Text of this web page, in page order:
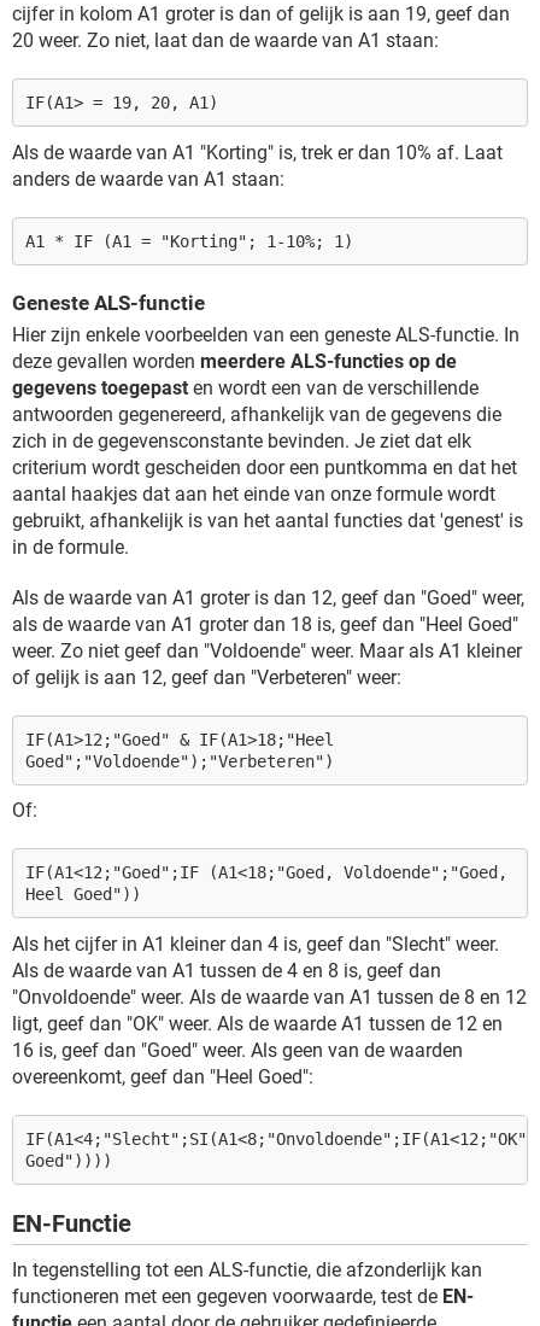
cijfer in kolom A1 groter is dan of gelijk is aan 19, geef dan
20 weer. Zo niet, laat dan de waarde van A1 staan:
IF(A1> = 19, 20, A1)
Als de waarde van A1 "Korting" is, trek er dan 10% af. Laat
anders de waarde van A1 staan:
A1 * IF (A1 = "Korting"; 1-10%; 1)
Geneste ALS-functie
Hier zijn enkele voorbeelden van een geneste ALS-functie. In
deze gevallen worden meerdere ALS-functies op de
gegevens toegepast en wordt een van de verschillende
antwoorden gegenereerd, afhankelijk van de gegevens die
zich in de gegevensconstante bevinden. Je ziet dat elk
criterium wordt gescheiden door een puntkomma en dat het
aantal haakjes dat aan het einde van onze formule wordt
gebruikt, afhankelijk is van het aantal functies dat 'genest' is
in de formule.
Als de waarde van A1 groter is dan 12, geef dan "Goed" weer,
als de waarde van A1 groter dan 18 is, geef dan "Heel Goed"
weer. Zo niet geef dan "Voldoende" weer. Maar als A1 kleiner
of gelijk is aan 12, geef dan "Verbeteren" weer:
IF(A1>12;"Goed" & IF(A1>18;"Heel
Goed";"Voldoende");"Verbeteren")
Of:
IF(A1<12;"Goed";IF (A1<18;"Goed, Voldoende";"Goed,
Heel Goed"))
Als het cijfer in A1 kleiner dan 4 is, geef dan "Slecht" weer.
Als de waarde van A1 tussen de 4 en 8 is, geef dan
"Onvoldoende" weer. Als de waarde van A1 tussen de 8 en 12
ligt, geef dan "OK" weer. Als de waarde A1 tussen de 12 en
16 is, geef dan "Goed" weer. Als geen van de waarden
overeenkomt, geef dan "Heel Goed":
Goed"))))
EN-Functie
In tegenstelling tot een ALS-functie, die afzonderlijk kan
functioneren met een gegeven voorwaarde, test de EN-